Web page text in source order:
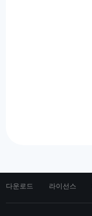
다운로드 라이선스